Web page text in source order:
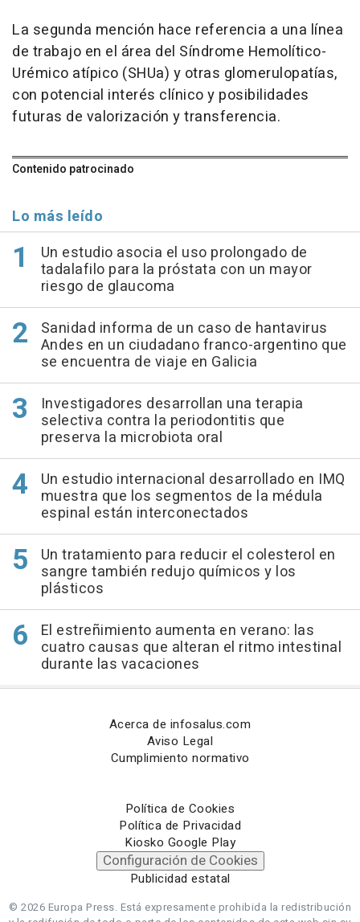
La segunda mención hace referencia a una línea
de trabajo en el área del Síndrome Hemolítico-
Urémico atípico (SHUa) y otras glomerulopatías,
con potencial interés clínico y posibilidades
futuras de valorización y transferencia.
Contenido patrocinado
Lo más leído
Un estudio asocia el uso prolongado de
tadalafilo para la próstata con un mayor
riesgo de glaucoma
Sanidad informa de un caso de hantavirus
Andes en un ciudadano franco-argentino que
se encuentra de viaje en Galicia
Investigadores desarrollan una terapia
selectiva contra la periodontitis que
preserva la microbiota oral
Un estudio internacional desarrollado en IMQ
muestra que los segmentos de la médula
espinal están interconectados
Un tratamiento para reducir el colesterol en
sangre también redujo químicos y los
plásticos
El estreñimiento aumenta en verano: las
cuatro causas que alteran el ritmo intestinal
durante las vacaciones
Acerca de infosalus.com
Aviso Legal
Cumplimiento normativo
Política de Cookies
Política de Privacidad
Kiosko Google Play
Configuración de Cookies
Publicidad estatal
© 2026 Europa Press. Está expresamente prohibida la redistribución